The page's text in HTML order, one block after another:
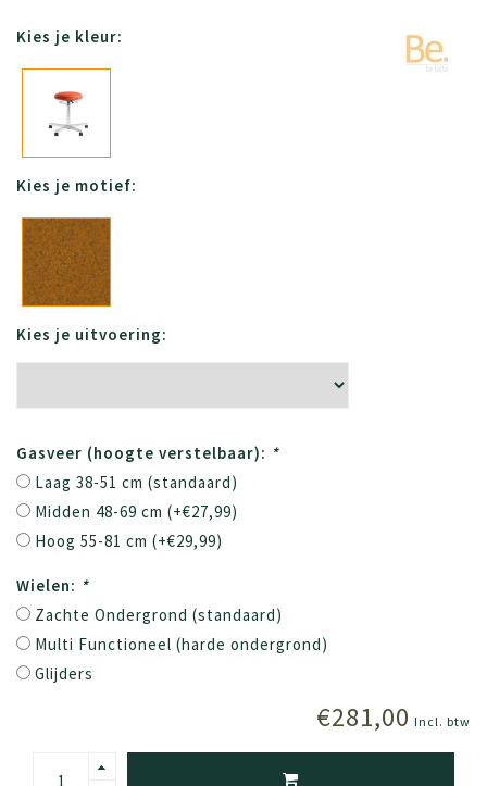
Kies je kleur:
Kies je motief:
Kies je uitvoering:
Gasveer (hoogte verstelbaar): *
Laag 38-51 cm (standaard)
Midden 48-69 cm (+€27,99)
Hoog 55-81 cm (+€29,99)
Wielen: *
Zachte Ondergrond (standaard)
Multi Functioneel (harde ondergrond)
Glijders
€281,00 Incl. btw